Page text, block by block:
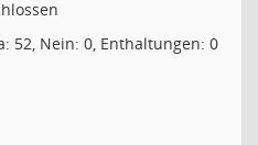
52, Nein: 0, Enthaltungen: 0